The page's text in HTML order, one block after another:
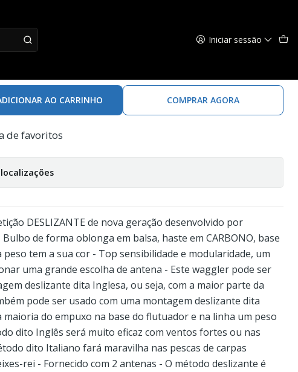
Iniciar sessão
AO CARRINHO COMPRAR AGORA
de favoritos
DESLIZANTE de nova geração desenvolvido por
de forma oblonga em balsa, haste em CARBONO, base
tem a sua cor - Top sensibilidade e modularidade, um
uma grande escolha de antena - Este waggler pode ser
deslizante dita Inglesa, ou seja, com a maior parte da
pode ser usado com uma montagem deslizante dita
maioria do empuxo na base do flutuador e na linha um peso
dito Inglês será muito eficaz com ventos fortes ou nas
dito Italiano fará maravilha nas pescas de carpas
rei - Fornecido com 2 antenas - O método deslizante é